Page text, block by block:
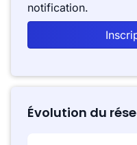
notification.
Évolution du